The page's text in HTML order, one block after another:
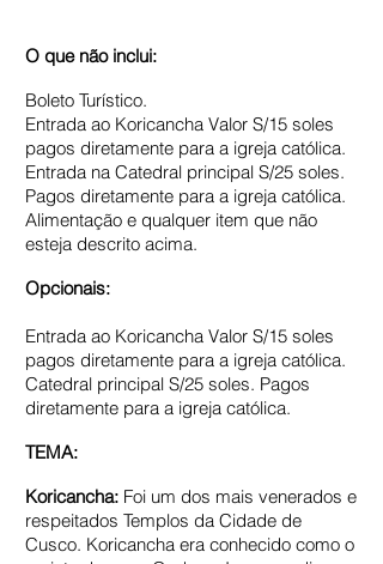
O que não inclui:
Boleto Turístico.
Entrada ao Koricancha Valor S/15 soles
pagos diretamente para a igreja católica.
Entrada na Catedral principal S/25 soles.
Pagos diretamente para a igreja católica.
Alimentação e qualquer item que não
esteja descrito acima.
Opcionais:
Entrada ao Koricancha Valor S/15 soles
pagos diretamente para a igreja católica.
Catedral principal S/25 soles. Pagos
diretamente para a igreja católica.
TEMA:
Koricancha: Foi um dos mais venerados e
respeitados Templos da Cidade de
Cusco. Koricancha era conhecido como o